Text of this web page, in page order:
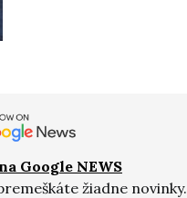
Google NEWS
žiadne novinky.